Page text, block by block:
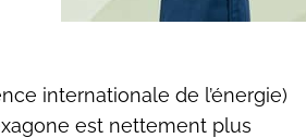
internationale de l’énergie)
est nettement plus